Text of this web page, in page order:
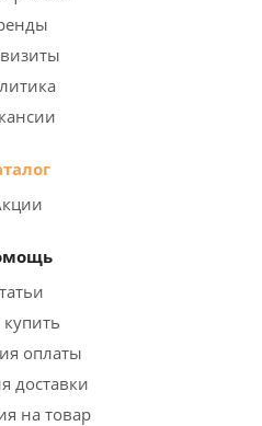
купить
оплаты
доставки
на товар